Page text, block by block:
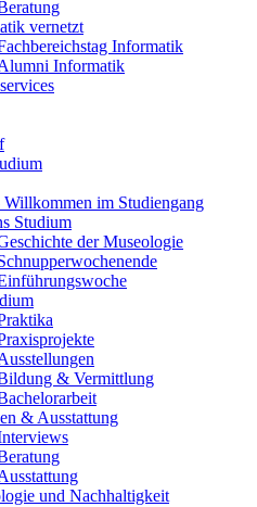
vernetzt
Informatik
Informatik
im Studiengang
Studium
der Museologie
& Vermittlung
& Ausstattung
und Nachhaltigkeit